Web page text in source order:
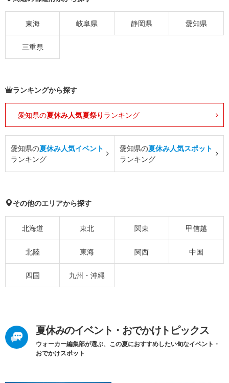
東海 岐阜県 静岡県 愛知県
三重県
ランキングから探す
愛知県の夏休み人気夏祭り ランキング
愛知県の夏休み人気イベント
ランキング
愛知県の夏休み人気スポット
ランキング
その他のエリアから探す
北海道 東北 関東 甲信越
北陸 東海 関西 中国
四国 九州・沖縄
夏休みのイベント・おでかけトピックス
ウォーカー編集部が選ぶ、この夏におすすめしたい旬なイベント・
おでかけスポット